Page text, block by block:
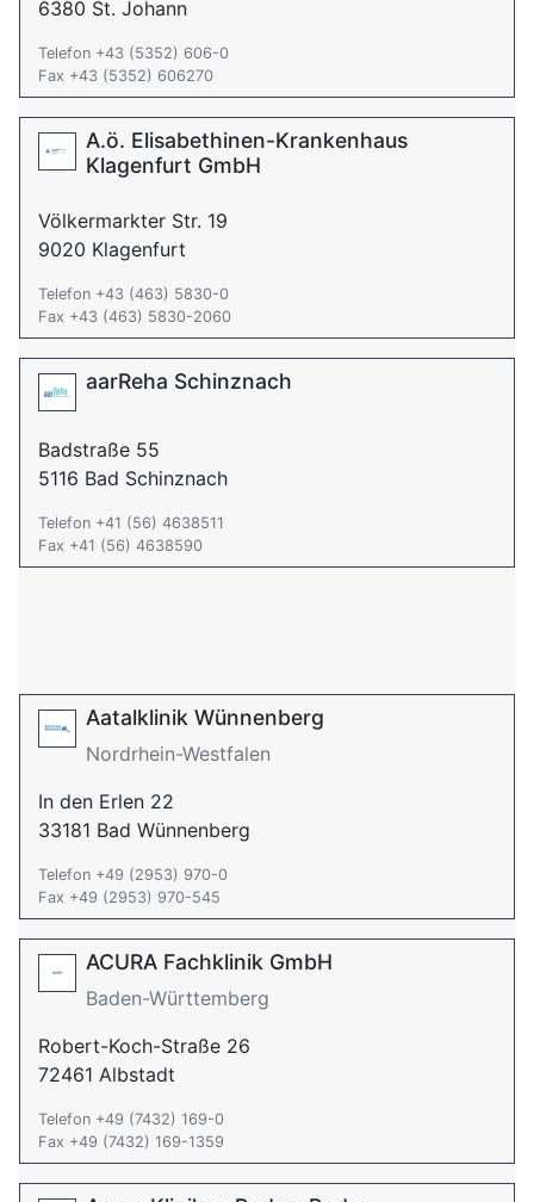
6380 St. Johann
Telefon +43 (5352) 606-0
Fax +43 (5352) 606270
A.ö. Elisabethinen-Krankenhaus
Klagenfurt GmbH
Völkermarkter Str. 19
9020 Klagenfurt
Telefon +43 (463) 5830-0
Fax +43 (463) 5830-2060
aarReha Schinznach
Badstraße 55
5116 Bad Schinznach
Telefon +41 (56) 4638511
Fax +41 (56) 4638590
Aatalklinik Wünnenberg
Nordrhein-Westfalen
In den Erlen 22
33181 Bad Wünnenberg
Telefon +49 (2953) 970-0
Fax +49 (2953) 970-545
ACURA Fachklinik GmbH
Baden-Württemberg
Robert-Koch-Straße 26
72461 Albstadt
Telefon +49 (7432) 169-0
Fax +49 (7432) 169-1359